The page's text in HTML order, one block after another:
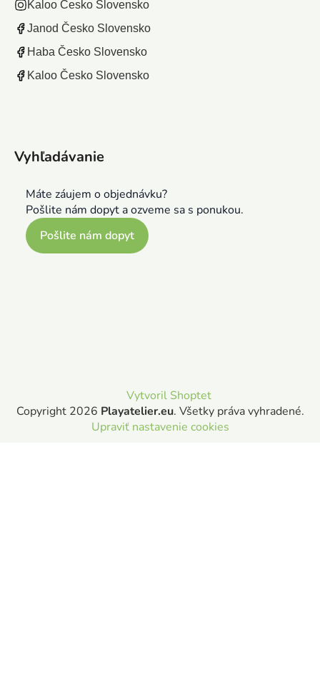
Kaloo Česko Slovensko
Janod Česko Slovensko
Haba Česko Slovensko
Kaloo Česko Slovensko
Vyhľadávanie
Máte záujem o objednávku?
Pošlite nám dopyt a ozveme sa s ponukou.
Pošlite nám dopyt
Vytvoril Shoptet
Copyright 2026 Playatelier.eu. Všetky práva vyhradené.
Upraviť nastavenie cookies